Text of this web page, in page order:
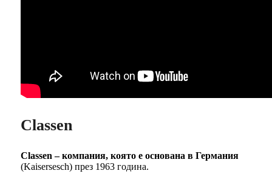
Classen
Classen – компания, която е основана в Германия
(Kaisersesch) през 1963 година.